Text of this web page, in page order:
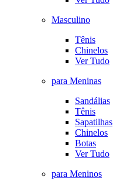
Masculino
Tênis
Chinelos
Ver Tudo
para Meninas
Sandálias
Tênis
Sapatilhas
Chinelos
Botas
Ver Tudo
para Meninos